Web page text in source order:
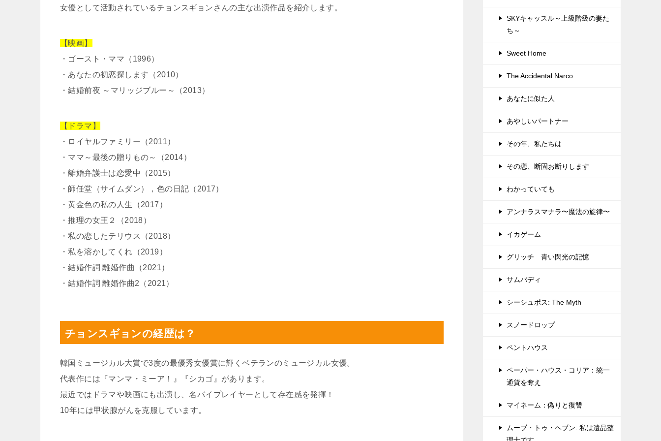
女優として活動されているチョンスギョンさんの主な出演作品を紹介します。
【映画】
・ゴースト・ママ（1996）
・あなたの初恋探します（2010）
・結婚前夜 ～マリッジブルー～（2013）
【ドラマ】
・ロイヤルファミリー（2011）
・ママ～最後の贈りもの～（2014）
・離婚弁護士は恋愛中（2015）
・師任堂（サイムダン），色の日記（2017）
・黄金色の私の人生（2017）
・推理の女王２（2018）
・私の恋したテリウス（2018）
・私を溶かしてくれ（2019）
・結婚作詞 離婚作曲（2021）
・結婚作詞 離婚作曲2（2021）
チョンスギョンの経歴は？
韓国ミュージカル大賞で3度の最優秀女優賞に輝くベテランのミュージカル女優。
代表作には『マンマ・ミーア！』『シカゴ』があります。
最近ではドラマや映画にも出演し、名バイプレイヤーとして存在感を発揮！
10年には甲状腺がんを克服しています。
SKYキャッスル～上級階級の妻た
ち～
Sweet Home
The Accidental Narco
あなたに似た人
あやしいパートナー
その年、私たちは
その恋、断固お断りします
わかっていても
アンナラスマナラ〜魔法の旋律〜
イカゲーム
グリッチ 青い閃光の記憶
サムバディ
シーシュポス: The Myth
スノードロップ
ペントハウス
ペーパー・ハウス・コリア：統一
通貨を奪え
マイネーム：偽りと復讐
ムーブ・トゥ・ヘブン: 私は遺品整